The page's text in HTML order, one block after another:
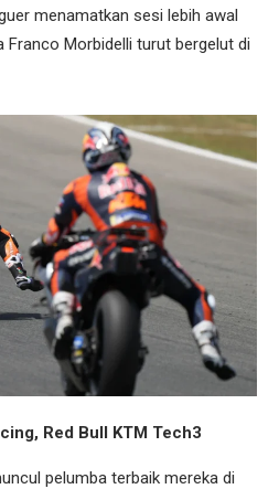
menamatkan sesi lebih awal
Franco Morbidelli turut bergelut di
Red Bull KTM Tech3
pelumba terbaik mereka di